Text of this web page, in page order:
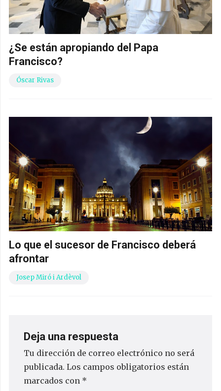
¿Se están apropiando del Papa
Francisco?
Óscar Rivas
Lo que el sucesor de Francisco deberá
afrontar
Josep Miró i Ardèvol
Deja una respuesta
Tu dirección de correo electrónico no será
publicada. Los campos obligatorios están
marcados con *